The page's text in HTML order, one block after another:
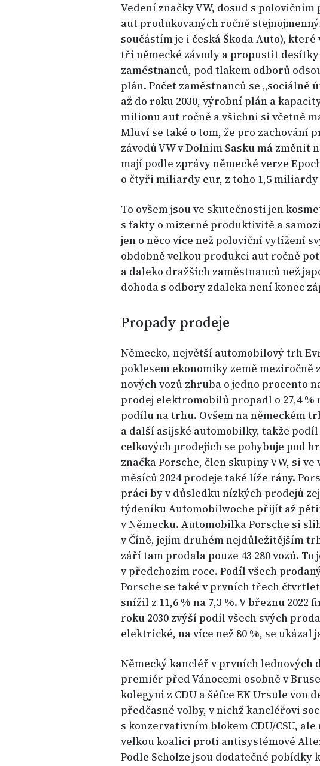
Vedení značky VW, dosud s
aut produkovaných ročně
součástím je i česká Škoda Auto),
tři německé závody a propustit
zaměstnanců, pod tlakem odborů
plán. Počet zaměstnanců se „sociálně
až do roku 2030, výrobní plán a
milionu aut ročně a všichni si včetně
Mluví se také o tom, že pro zachování
závodů VW v Dolním Sasku má změnit
mají podle zprávy německé verze
o čtyři miliardy eur, z toho 1,5
To ovšem jsou ve skutečnosti jen
s fakty o mizerné produktivitě a
jen o něco více než poloviční vytížení
obdobně velkou produkci aut ročně
a daleko dražších zaměstnanců než
dohoda s odbory zdaleka není konec
Propady prodeje
Německo, největší automobilový trh
poklesem ekonomiky země meziročně
nových vozů zhruba o jedno procento
prodej elektromobilů propadl o 27,4 %
podílu na trhu. Ovšem na německém
a další asijské automobilky, takže
celkových prodejích se pohybuje pod
značka Porsche, člen skupiny VW, si
měsíců 2024 prodeje také líže rány.
práci by v důsledku nízkých prodejů
týdeníku Automobilwoche přijít až
v Německu. Automobilka Porsche si
v Číně, jejím druhém nejdůležitějším
září tam prodala pouze 43 280 vozů. To
v předchozím roce. Podíl všech
Porsche se také v prvních třech
snížil z 11,6 % na 7,3 %. V březnu 2022
roku 2030 zvýší podíl všech svých
elektrické, na více než 80 %, se
Německý kancléř v prvních lednových
premiér před Vánocemi osobně v
kolegyni z CDU a šéfce EK Ursule von
předčasné volby, v nichž kancléřovi
s konzervativním blokem CDU/CSU,
velkou koalici proti antisystémové
Podle Scholze jsou dodatečné